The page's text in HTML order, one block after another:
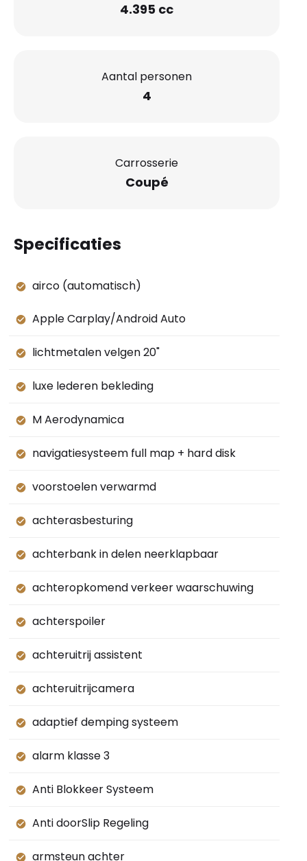
4.395 cc
Aantal personen
4
Carrosserie
Coupé
Specificaties
airco (automatisch)
Apple Carplay/Android Auto
lichtmetalen velgen 20"
luxe lederen bekleding
M Aerodynamica
navigatiesysteem full map + hard disk
voorstoelen verwarmd
achterasbesturing
achterbank in delen neerklapbaar
achteropkomend verkeer waarschuwing
achterspoiler
achteruitrij assistent
achteruitrijcamera
adaptief demping systeem
alarm klasse 3
Anti Blokkeer Systeem
Anti doorSlip Regeling
armsteun achter